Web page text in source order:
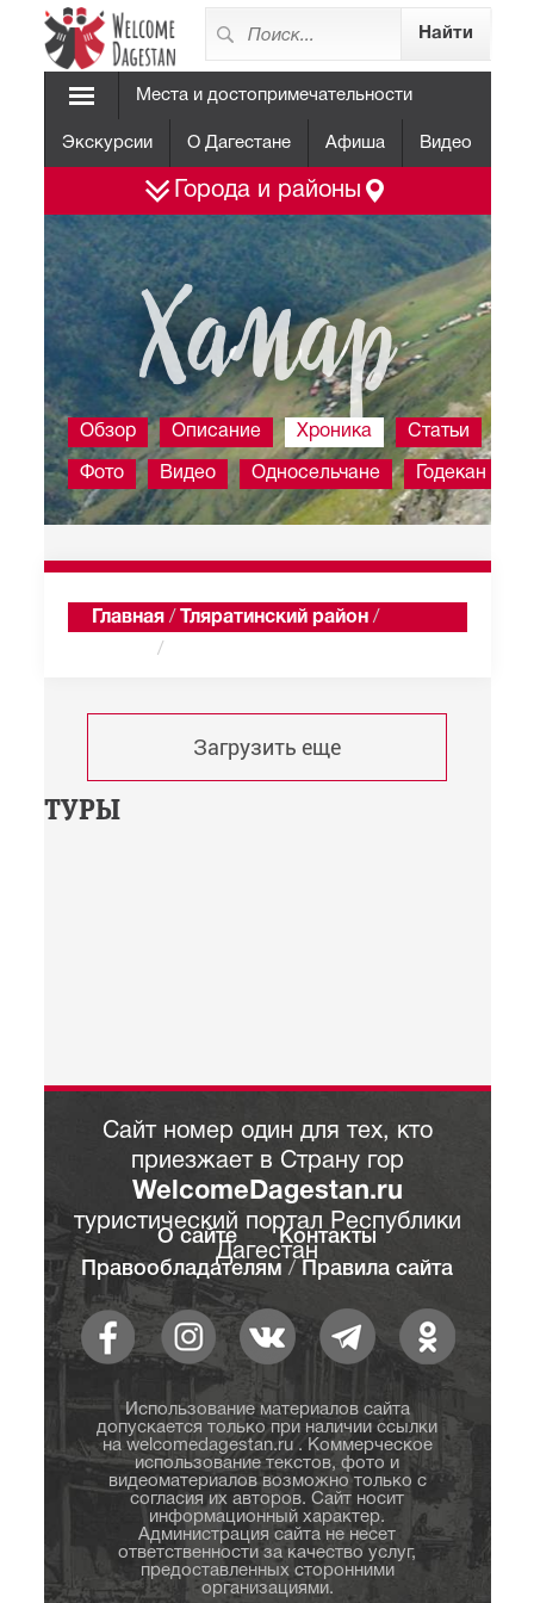
Места и достопримечательности
Экскурсии О Дагестане Афиша Видео
Города и районы
Хамар
Обзор Описание Хроника Статьи
Фото Видео Односельчане Годекан
Главная / Тляратинский район /
/
Загрузить еще
ТУРЫ
Сайт номер один для тех, кто
приезжает в Страну гор
WelcomeDagestan.ru
туристический портал Республики
Дагестан
О сайте
Контакты
Правообладателям / Правила сайта
Использование материалов сайта
допускается только при наличии ссылки
на welcomedagestan.ru . Коммерческое
использование текстов, фото и
видеоматериалов возможно только с
согласия их авторов. Сайт носит
информационный характер.
Администрация сайта не несет
ответственности за качество услуг,
предоставленных сторонними
организациями.